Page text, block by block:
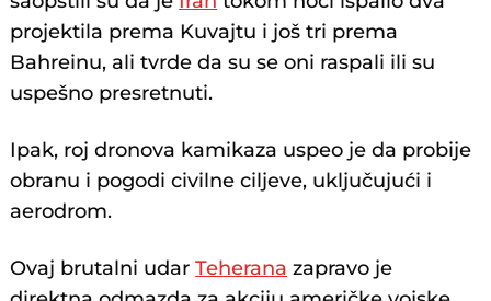
projektila prema Kuvajtu i još tri prema
Bahreinu, ali tvrde da su se oni raspali ili su
uspešno presretnuti.
Ipak, roj dronova kamikaza uspeo je da probije
obranu i pogodi civilne ciljeve, uključujući i
aerodrom.
Ovaj brutalni udarTeherana zapravo je